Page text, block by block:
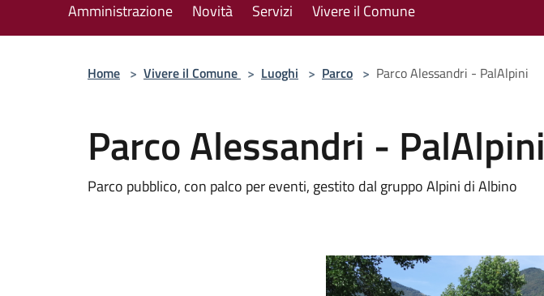
Amministrazione Novità Servizi Vivere il Comune
Home > Vivere il Comune > Luoghi > Parco > Parco Alessandri - PalAlpini
Parco Alessandri - PalAlpini
Parco pubblico, con palco per eventi, gestito dal gruppo Alpini di Albino